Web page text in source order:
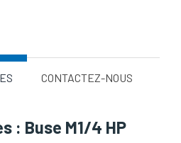
CONTACTEZ-NOUS
: Buse M1/4 HP